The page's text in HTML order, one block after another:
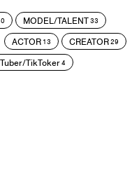
MODEL/TALENT33
ACTOR 13 CREATOR29
TikToker4